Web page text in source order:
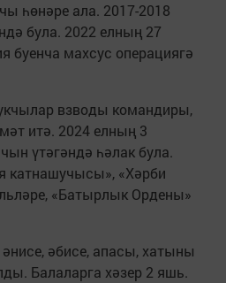
һөнәре ала. 2017-2018
була. 2022 елның 27
буенча махсус операциягә
взводы командиры,
итә. 2024 елның 3
үтәгәндә һәлак була.
катнашучысы», «Хәрби
«Батырлык Ордены»
әбисе, апасы, хатыны
Балаларга хәзер 2 яшь.